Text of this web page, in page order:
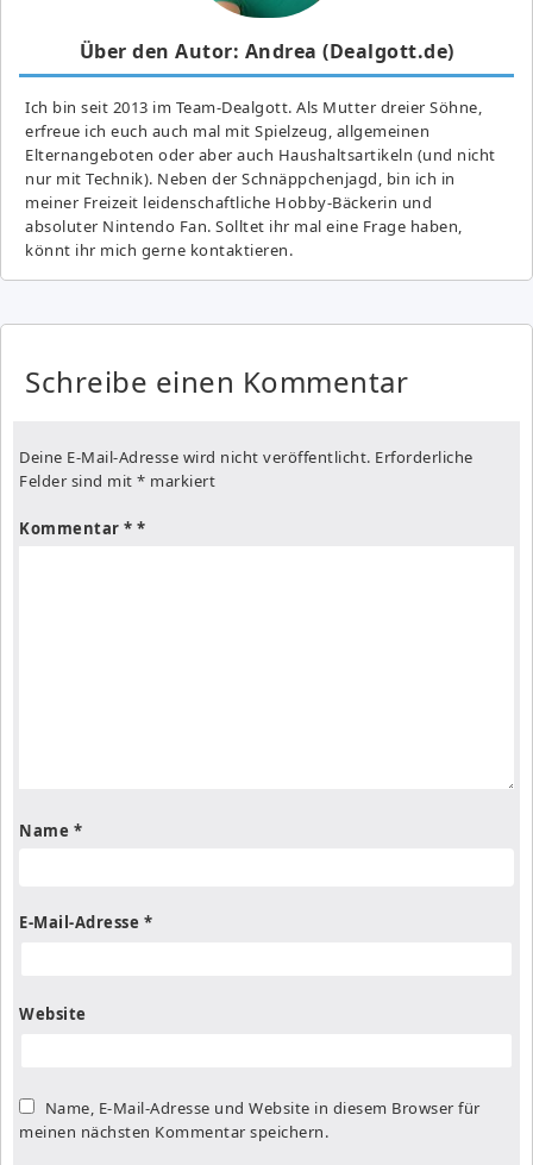
Über den Autor: Andrea (Dealgott.de)
Ich bin seit 2013 im Team-Dealgott. Als Mutter dreier Söhne,
erfreue ich euch auch mal mit Spielzeug, allgemeinen
Elternangeboten oder aber auch Haushaltsartikeln (und nicht
nur mit Technik). Neben der Schnäppchenjagd, bin ich in
meiner Freizeit leidenschaftliche Hobby-Bäckerin und
absoluter Nintendo Fan. Solltet ihr mal eine Frage haben,
könnt ihr mich gerne kontaktieren.
Schreibe einen Kommentar
Deine E-Mail-Adresse wird nicht veröffentlicht. Erforderliche
Felder sind mit * markiert
Kommentar *
Name *
E-Mail-Adresse *
Website
Name, E-Mail-Adresse und Website in diesem Browser für
meinen nächsten Kommentar speichern.